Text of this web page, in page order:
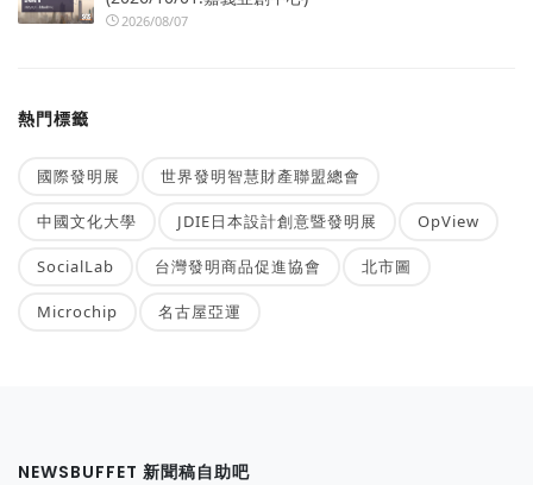
2026/08/07
熱門標籤
國際發明展 世界發明智慧財產聯盟總會
中國文化大學 JDIE日本設計創意暨發明展 OpView
SocialLab 台灣發明商品促進協會 北市圖
Microchip 名古屋亞運
NEWSBUFFET 新聞稿自助吧